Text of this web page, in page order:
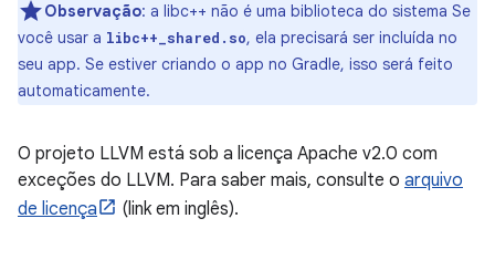
Observação: a libc++ não é uma biblioteca do sistema Se
você usar a libc++_shared.so, ela precisará ser incluída no
seu app. Se estiver criando o app no Gradle, isso será feito
automaticamente.
O projeto LLVM está sob a licença Apache v2.0 com
exceções do LLVM. Para saber mais, consulte o arquivo
de licença
(link em inglês).